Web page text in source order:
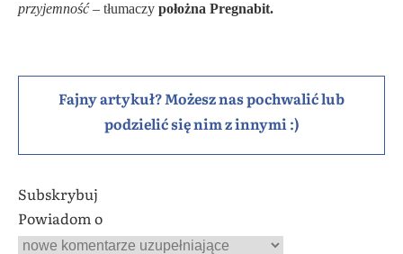
przyjemność – tłumaczy położna Pregnabit.
Fajny artykuł? Możesz nas pochwalić lub
podzielić się nim z innymi :)
Subskrybuj
Powiadom o